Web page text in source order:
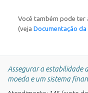
Você também pode ter
(veja Documentação da
Assegurar a estabilidade
moeda e um sistema